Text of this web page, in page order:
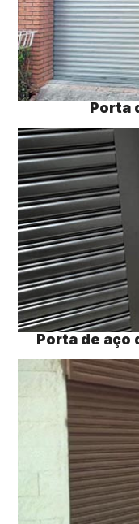
Porta
Porta de aço